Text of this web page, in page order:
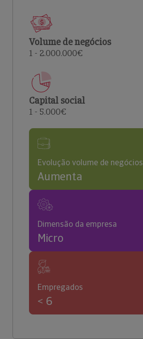
Volume de negócios
1 - 2.000.000€
Capital social
1 - 5.000€
Evolução volume de negócios
Aumenta
Dimensão da empresa
Micro
Empregados
< 6